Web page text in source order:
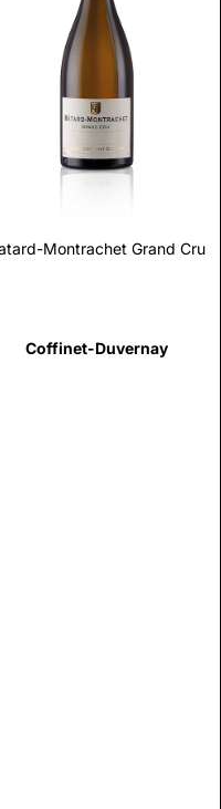
Montrachet Grand Cru
Coffinet-Duvernay
Scopri